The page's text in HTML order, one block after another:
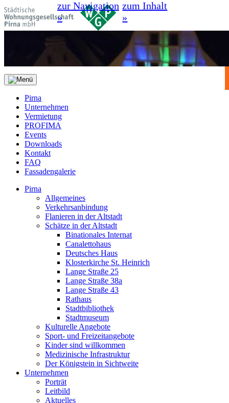
zur Navigation
»
zum Inhalt
»
Pirna
Unternehmen
Vermietung
PROFIMA
Events
Downloads
Kontakt
FAQ
Fassadengalerie
Pirna
Allgemeines
Verkehrsanbindung
Flanieren in der Altstadt
Schätze in der Altstadt
Binationales Internat
Canalettohaus
Deutsches Haus
Klosterkirche St. Heinrich
Lange Straße 25
Lange Straße 38a
Lange Straße 43
Rathaus
Stadtbibliothek
Stadtmuseum
Kulturelle Angebote
Sport- und Freizeitangebote
Kinder sind willkommen
Medizinische Infrastruktur
Der Königstein in Sichtweite
Unternehmen
Porträt
Leitbild
Aktuelles